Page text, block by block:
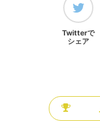
Twitterで
シェア